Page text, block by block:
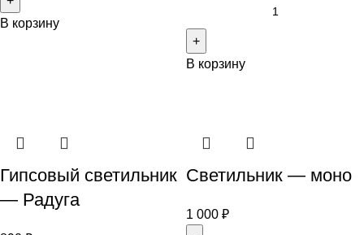
В корзину
В корзину
Гипсовый светильник
— Радуга
Светильник — моно
1 000 ₽